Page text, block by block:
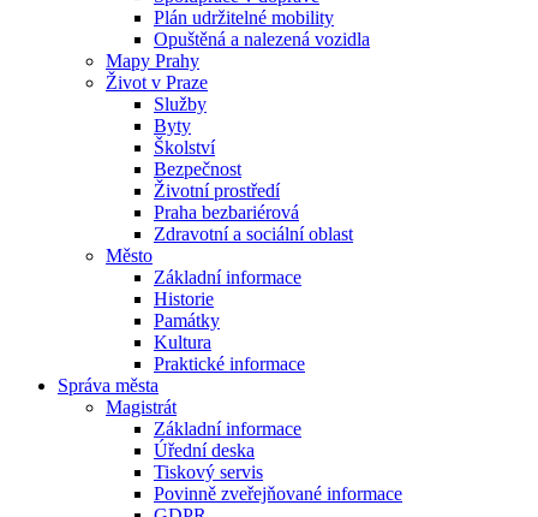
Plán udržitelné mobility
Opuštěná a nalezená vozidla
Mapy Prahy
Život v Praze
Služby
Byty
Školství
Bezpečnost
Životní prostředí
Praha bezbariérová
Zdravotní a sociální oblast
Město
Základní informace
Historie
Památky
Kultura
Praktické informace
Správa města
Magistrát
Základní informace
Úřední deska
Tiskový servis
Povinně zveřejňované informace